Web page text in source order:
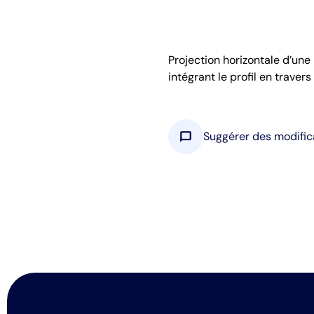
Projection horizontale
intégrant le profil en
chat_bubble Suggérer des